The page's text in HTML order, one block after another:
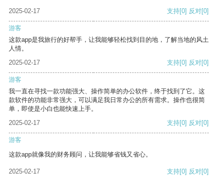
2025-02-17 支持[0] 反对[0]
游客
这款app是我旅行的好帮手，让我能够轻松找到目的地，了解当地的风土
人情。
2025-02-17
支持[0] 反对[0]
游客
我一直在寻找一款功能强大、操作简单的办公软件，终于找到了它。这
款软件的功能非常强大，可以满足我日常办公的所有需求。操作也很简
单，即使是小白也能快速上手。
2025-02-17
支持[0] 反对[0]
游客
这款app就像我的财务顾问，让我能够省钱又省心。
2025-02-17 支持[0] 反对[0]